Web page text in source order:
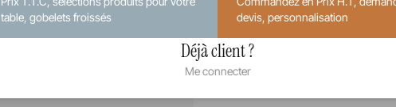
table, gobelets froissés
devis, personnalisation
Déjà client ?
Me connecter